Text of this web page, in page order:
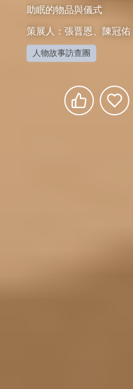
助眠的物品與儀式
策展人：張晋恩、陳冠佑
人物故事訪查團